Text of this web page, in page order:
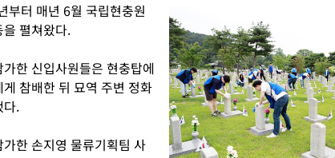
부터 매년 6월 국립현충원
펼쳐왔다.
한 신입사원들은 현충탑에
참배한 뒤 묘역 주변 정화
다.
한 손지영 물류기획팀 사